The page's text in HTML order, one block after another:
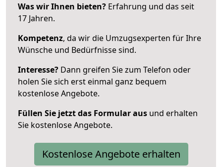
Was wir Ihnen bieten? Erfahrung und das seit
17 Jahren.
Kompetenz, da wir die Umzugsexperten für Ihre
Wünsche und Bedürfnisse sind.
Interesse? Dann greifen Sie zum Telefon oder
holen Sie sich erst einmal ganz bequem
kostenlose Angebote.
Füllen Sie jetzt das Formular aus und erhalten
Sie kostenlose Angebote.
Kostenlose Angebote erhalten